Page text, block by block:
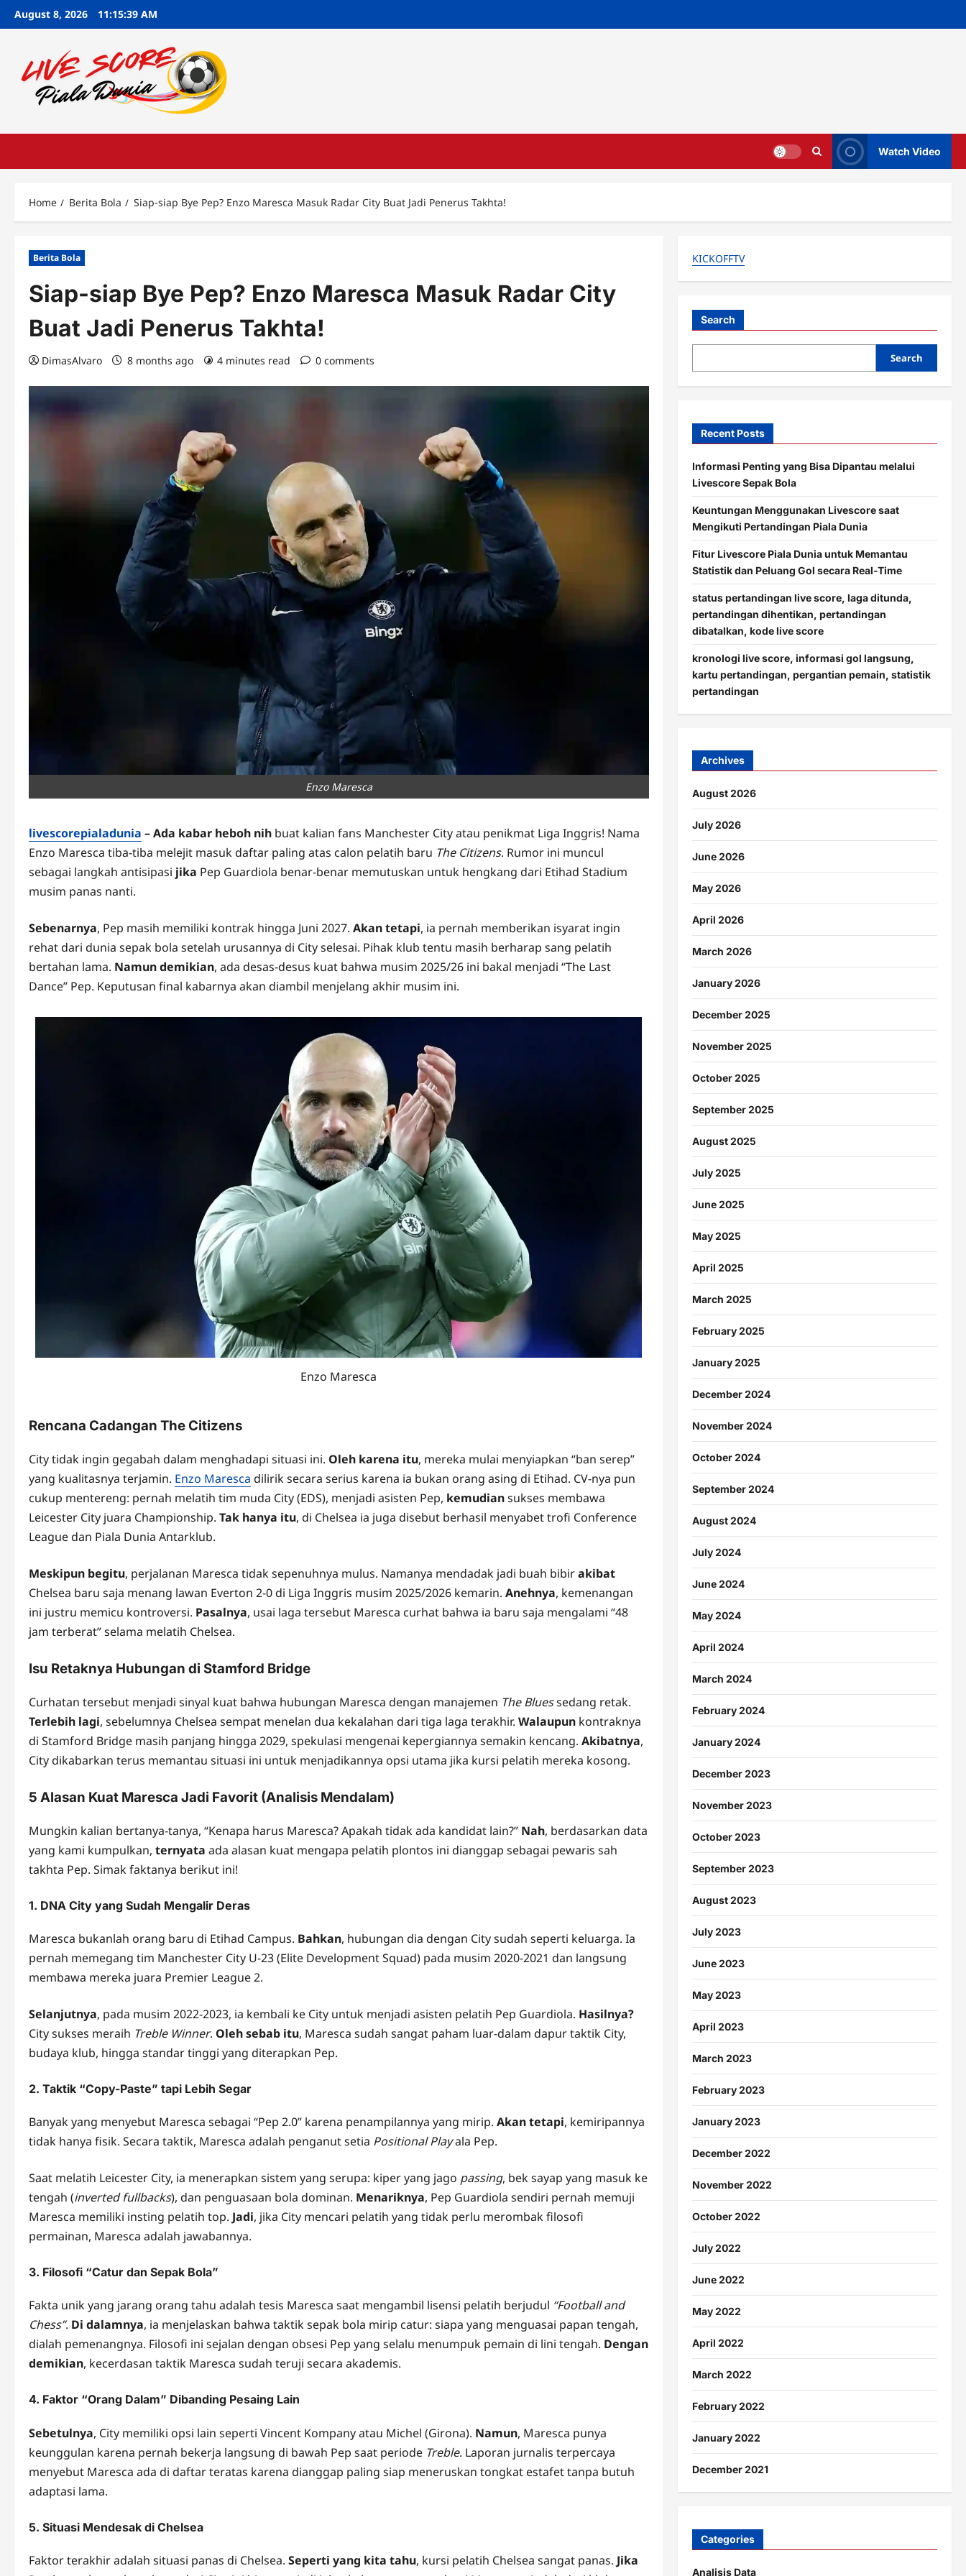
SkipAugust 8, 2026 11:15:40 AM
Watch Video
Home Berita Bola Siap-siap Bye Pep? Enzo Maresca Masuk Radar City Buat Jadi Penerus Takhta!
Berita Bola
Siap-siap Bye Pep? Enzo Maresca Masuk Radar City
Buat Jadi Penerus Takhta!
DimasAlvaro 8 months ago 4 minutes read 0 comments
Enzo Maresca
livescorepialadunia – Ada kabar heboh nih buat kalian fans Manchester City atau penikmat Liga Inggris! Nama
Enzo Maresca tiba-tiba melejit masuk daftar paling atas calon pelatih baru The Citizens. Rumor ini muncul
sebagai langkah antisipasi jika Pep Guardiola benar-benar memutuskan untuk hengkang dari Etihad Stadium
musim panas nanti.
Sebenarnya, Pep masih memiliki kontrak hingga Juni 2027. Akan tetapi, ia pernah memberikan isyarat ingin
rehat dari dunia sepak bola setelah urusannya di City selesai. Pihak klub tentu masih berharap sang pelatih
bertahan lama. Namun demikian, ada desas-desus kuat bahwa musim 2025/26 ini bakal menjadi “The Last
Dance” Pep. Keputusan final kabarnya akan diambil menjelang akhir musim ini.
Enzo Maresca
Rencana Cadangan The Citizens
City tidak ingin gegabah dalam menghadapi situasi ini. Oleh karena itu, mereka mulai menyiapkan “ban serep”
yang kualitasnya terjamin. Enzo Maresca dilirik secara serius karena ia bukan orang asing di Etihad. CV-nya pun
cukup mentereng: pernah melatih tim muda City (EDS), menjadi asisten Pep, kemudiansukses membawa
Leicester City juara Championship. Tak hanya itu, di Chelsea ia juga disebut berhasil menyabet trofi Conference
League dan Piala Dunia Antarklub.
Meskipun begitu, perjalanan Maresca tidak sepenuhnya mulus. Namanya mendadak jadi buah bibirakibat
Chelsea baru saja menang lawan Everton 2-0 di Liga Inggris musim 2025/2026 kemarin. Anehnya, kemenangan
ini justru memicu kontroversi. Pasalnya, usai laga tersebut Maresca curhat bahwa ia baru saja mengalami “48
jam terberat” selama melatih Chelsea.
Isu Retaknya Hubungan di Stamford Bridge
Curhatan tersebut menjadi sinyal kuat bahwa hubungan Maresca dengan manajemen The Bluessedang retak.
Terlebih lagi, sebelumnya Chelsea sempat menelan dua kekalahan dari tiga laga terakhir. Walaupun kontraknya
di Stamford Bridge masih panjang hingga 2029, spekulasi mengenai kepergiannya semakin kencang. Akibatnya,
City dikabarkan terus memantau situasi ini untuk menjadikannya opsi utama jika kursi pelatih mereka kosong.
5 Alasan Kuat Maresca Jadi Favorit (Analisis Mendalam)
Mungkin kalian bertanya-tanya, “Kenapa harus Maresca? Apakah tidak ada kandidat lain?” Nah, berdasarkan data
yang kami kumpulkan, ternyata ada alasan kuat mengapa pelatih plontos ini dianggap sebagai pewaris sah
takhta Pep. Simak faktanya berikut ini!
1. DNA City yang Sudah Mengalir Deras
Maresca bukanlah orang baru di Etihad Campus. Bahkan, hubungan dia dengan City sudah seperti keluarga. Ia
pernah memegang tim Manchester City U-23 (Elite Development Squad) pada musim 2020-2021 dan langsung
membawa mereka juara Premier League 2.
Selanjutnya, pada musim 2022-2023, ia kembali ke City untuk menjadi asisten pelatih Pep Guardiola. Hasilnya?
City sukses meraih Treble Winner. Oleh sebab itu, Maresca sudah sangat paham luar-dalam dapur taktik City,
budaya klub, hingga standar tinggi yang diterapkan Pep.
2. Taktik “Copy-Paste” tapi Lebih Segar
Banyak yang menyebut Maresca sebagai “Pep 2.0” karena penampilannya yang mirip. Akan tetapi, kemiripannya
tidak hanya fisik. Secara taktik, Maresca adalah penganut setia Positional Playala Pep.
Saat melatih Leicester City, ia menerapkan sistem yang serupa: kiper yang jago passing, bek sayap yang masuk ke
tengah (inverted fullbacks), dan penguasaan bola dominan. Menariknya, Pep Guardiola sendiri pernah memuji
Maresca memiliki insting pelatih top. Jadi, jika City mencari pelatih yang tidak perlu merombak filosofi
permainan, Maresca adalah jawabannya.
3. Filosofi “Catur dan Sepak Bola”
Fakta unik yang jarang orang tahu adalah tesis Maresca saat mengambil lisensi pelatih berjudul “Football and
Chess”. Di dalamnya, ia menjelaskan bahwa taktik sepak bola mirip catur: siapa yang menguasai papan tengah,
dialah pemenangnya. Filosofi ini sejalan dengan obsesi Pep yang selalu menumpuk pemain di lini tengah. Dengan
demikian, kecerdasan taktik Maresca sudah teruji secara akademis.
4. Faktor “Orang Dalam” Dibanding Pesaing Lain
Sebetulnya, City memiliki opsi lain seperti Vincent Kompany atau Michel (Girona). Namun, Maresca punya
keunggulan karena pernah bekerja langsung di bawah Pep saat periode Treble. Laporan jurnalis terpercaya
menyebut Maresca ada di daftar teratas karena dianggap paling siap meneruskan tongkat estafet tanpa butuh
adaptasi lama.
5. Situasi Mendesak di Chelsea
Faktor terakhir adalah situasi panas di Chelsea. Seperti yang kita tahu, kursi pelatih Chelsea sangat panas. Jika
KICKOFFTV
Search
Search
Recent Posts
Informasi Penting yang Bisa Dipantau melalui
Livescore Sepak Bola
Keuntungan Menggunakan Livescore saat
Mengikuti Pertandingan Piala Dunia
Fitur Livescore Piala Dunia untuk Memantau
Statistik dan Peluang Gol secara Real-Time
status pertandingan live score, laga ditunda,
pertandingan dihentikan, pertandingan
dibatalkan, kode live score
kronologi live score, informasi gol langsung,
kartu pertandingan, pergantian pemain, statistik
pertandingan
Archives
August 2026
July 2026
June 2026
May 2026
April 2026
March 2026
January 2026
December 2025
November 2025
October 2025
September 2025
August 2025
July 2025
June 2025
May 2025
April 2025
March 2025
February 2025
January 2025
December 2024
November 2024
October 2024
September 2024
August 2024
July 2024
June 2024
May 2024
April 2024
March 2024
February 2024
January 2024
December 2023
November 2023
October 2023
September 2023
August 2023
July 2023
June 2023
May 2023
April 2023
March 2023
February 2023
January 2023
December 2022
November 2022
October 2022
July 2022
June 2022
May 2022
April 2022
March 2022
February 2022
January 2022
December 2021
Categories
Analisis Data